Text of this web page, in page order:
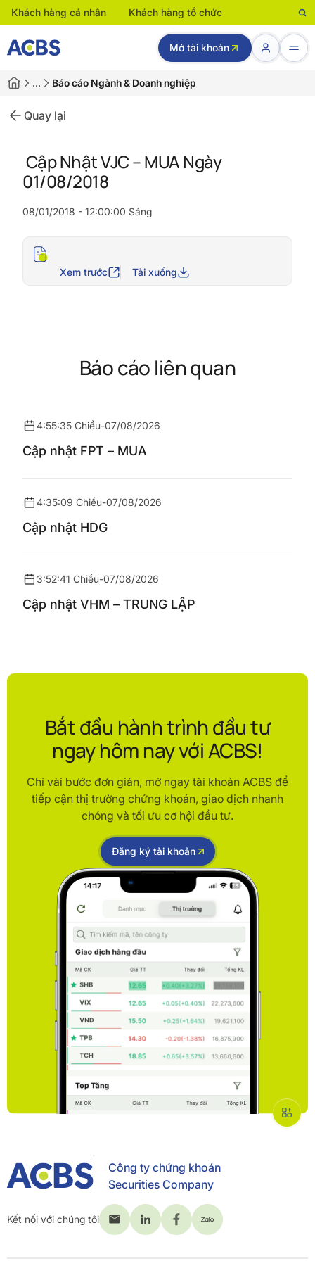
Khách hàng cá nhân Khách hàng tổ chức
Mở tài khoản
… Báo cáo Ngành & Doanh nghiệp
Quay lại
Cập Nhật VJC – MUA Ngày
01/08/2018
08/01/2018 - 12:00:00 Sáng
Xem trước Tải xuống
Báo cáo liên quan
4:55:35 Chiều-07/08/2026
Cập nhật FPT – MUA
4:35:09 Chiều-07/08/2026
Cập nhật HDG
3:52:41 Chiều-07/08/2026
Cập nhật VHM – TRUNG LẬP
Bắt đầu hành trình đầu tư
ngay hôm nay với ACBS!
Chỉ vài bước đơn giản, mở ngay tài khoản ACBS để
tiếp cận thị trường chứng khoán, giao dịch nhanh
chóng và tối ưu cơ hội đầu tư.
Đăng ký tài khoản
Công ty chứng khoán
Securities Company
Kết nối với chúng tôi